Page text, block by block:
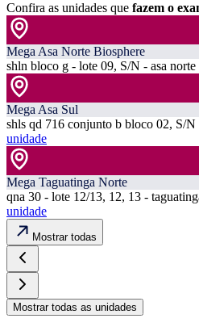
Confira as unidades que fazem o
Mega Asa Norte Biosphere
shln bloco g - lote 09, S/N - asa
Mega Asa Sul
shls qd 716 conjunto b bloco 02, S/N
unidade
Mega Taguatinga Norte
qna 30 - lote 12/13, 12, 13 -
unidade
Mostrar todas
Mostrar todas as unidades